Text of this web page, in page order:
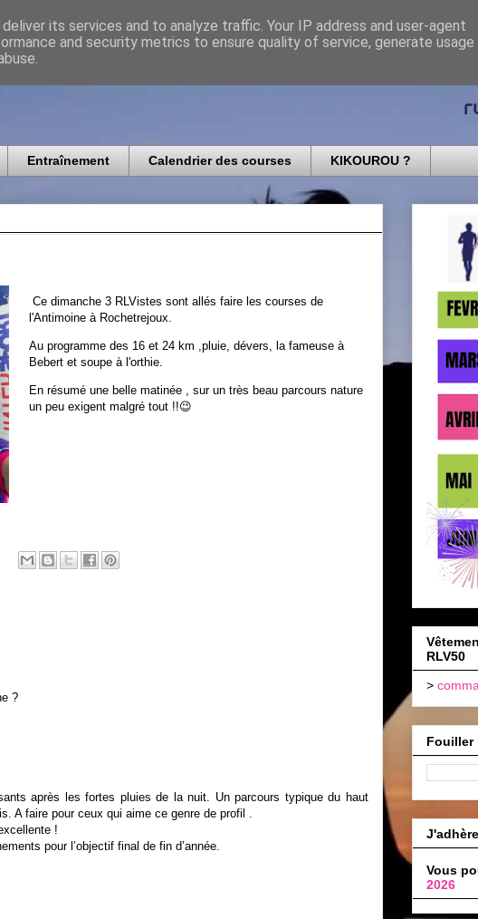
Entraînement Calendrier des courses KIKOUROU ?
Ce dimanche 3 RLVistes sont allés faire les courses de
l'Antimoine à Rochetrejoux.
Au programme des 16 et 24 km ,pluie, dévers, la fameuse à
Bebert et soupe à l'orthie.
En résumé une belle matinée , sur un très beau parcours nature
un peu exigent malgré tout !!😉
?
après les fortes pluies de la nuit. Un parcours typique du haut
A faire pour ceux qui aime ce genre de profil .
!
pour l’objectif final de fin d’année.
RLV50
>
Fouiller
Vous
2026
its services and to analyze traffic. Your IP address and user-agent
and security metrics to ensure quality of service, generate usage